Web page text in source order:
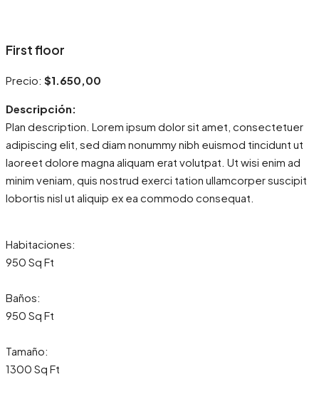
First floor
Precio: $1.650,00
Descripción:
Plan description. Lorem ipsum dolor sit amet, consectetuer
adipiscing elit, sed diam nonummy nibh euismod tincidunt ut
laoreet dolore magna aliquam erat volutpat. Ut wisi enim ad
minim veniam, quis nostrud exerci tation ullamcorper suscipit
lobortis nisl ut aliquip ex ea commodo consequat.
Habitaciones:
950 Sq Ft
Baños:
950 Sq Ft
Tamaño:
1300 Sq Ft